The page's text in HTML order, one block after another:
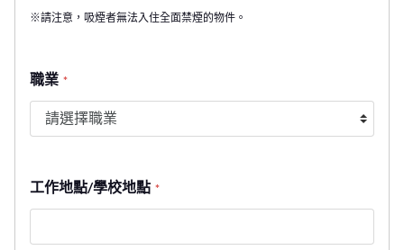
※請注意，吸煙者無法入住全面禁煙的物件。
職業 *
工作地點/學校地點 *